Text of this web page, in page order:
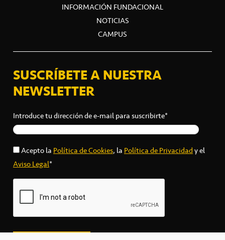
INFORMACIÓN FUNDACIONAL
NOTICIAS
CAMPUS
SUSCRÍBETE A NUESTRA
NEWSLETTER
Introduce tu dirección de e-mail para suscribirte*
Acepto laPolítica de Cookies, laPolítica de Privacidady el
Aviso Legal*